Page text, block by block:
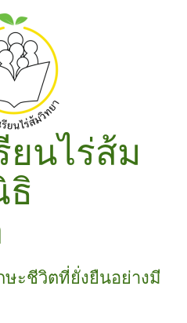
ยนไร่ส้ม
ธิ
ะชีวิตที่ยั่งยืนอย่างมี